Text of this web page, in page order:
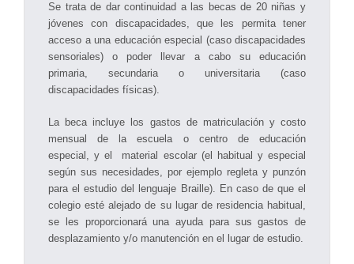
Se trata de dar continuidad a las becas de 20 niñas y
jóvenes con discapacidades, que les permita tener
acceso a una educación especial (caso discapacidades
sensoriales) o poder llevar a cabo su educación
primaria, secundaria o universitaria (caso
discapacidades físicas).
La beca incluye los gastos de matriculación y costo
mensual de la escuela o centro de educación
especial, y el material escolar (el habitual y especial
según sus necesidades, por ejemplo regleta y punzón
para el estudio del lenguaje Braille). En caso de que el
colegio esté alejado de su lugar de residencia habitual,
se les proporcionará una ayuda para sus gastos de
desplazamiento y/o manutención en el lugar de estudio.